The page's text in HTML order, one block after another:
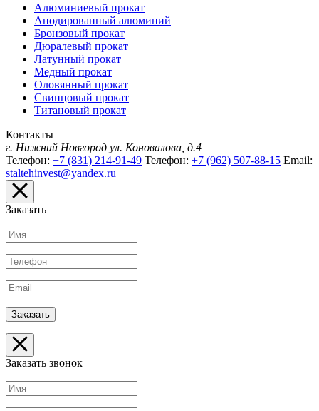
Алюминиевый прокат
Анодированный алюминий
Бронзовый прокат
Дюралевый прокат
Латунный прокат
Медный прокат
Оловянный прокат
Свинцовый прокат
Титановый прокат
Контакты
г. Нижний Новгород ул. Коновалова, д.4
Телефон: +7 (831) 214-91-49 Телефон: +7 (962) 507-88-15 Email:
staltehinvest@yandex.ru
Заказать
Заказать звонок